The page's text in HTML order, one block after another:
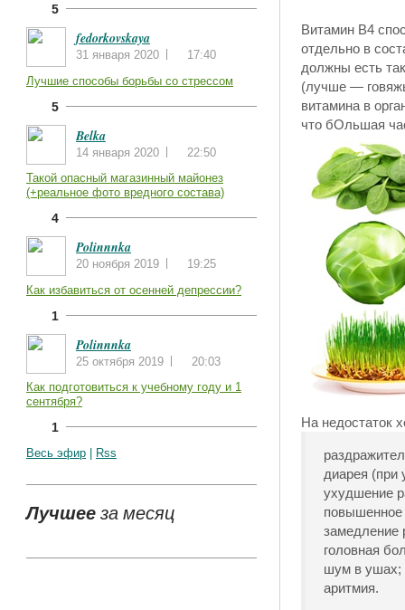
Витамин B4
отдельно в
должны есть
(лучше —
витамина в
что бОльшая
На недостаток
диарея (при
ухудшение
повышенное
замедление
головная
шум в ушах;
аритмия.
5
fedorkovskaya
31 января 2020
17:40
Лучшие способы борьбы со стрессом
5
Belka
14 января 2020
22:50
Такой опасный магазинный майонез
(+реальное фото вредного состава)
4
Polinnnka
20 ноября 2019
19:25
Как избавиться от осенней депрессии?
1
Polinnnka
25 октября 2019
20:03
Как подготовиться к учебному году и 1
сентября?
1
Весь эфир Rss
Лучшееза месяц